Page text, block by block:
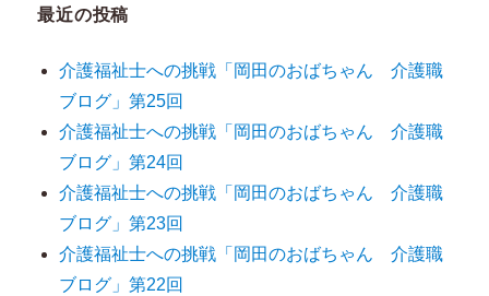
最近の投稿
介護福祉士への挑戦「岡田のおばちゃん 介護職
ブログ」第25回
介護福祉士への挑戦「岡田のおばちゃん 介護職
ブログ」第24回
介護福祉士への挑戦「岡田のおばちゃん 介護職
ブログ」第23回
介護福祉士への挑戦「岡田のおばちゃん 介護職
ブログ」第22回